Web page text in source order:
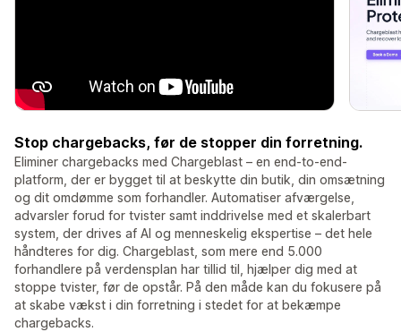
Stop chargebacks, før de stopper din forretning.
Eliminer chargebacks med Chargeblast – en end-to-end-
platform, der er bygget til at beskytte din butik, din omsætning
og dit omdømme som forhandler. Automatiser afværgelse,
advarsler forud for tvister samt inddrivelse med et skalerbart
system, der drives af AI og menneskelig ekspertise – det hele
håndteres for dig. Chargeblast, som mere end 5.000
forhandlere på verdensplan har tillid til, hjælper dig med at
stoppe tvister, før de opstår. På den måde kan du fokusere på
at skabe vækst i din forretning i stedet for at bekæmpe
chargebacks.